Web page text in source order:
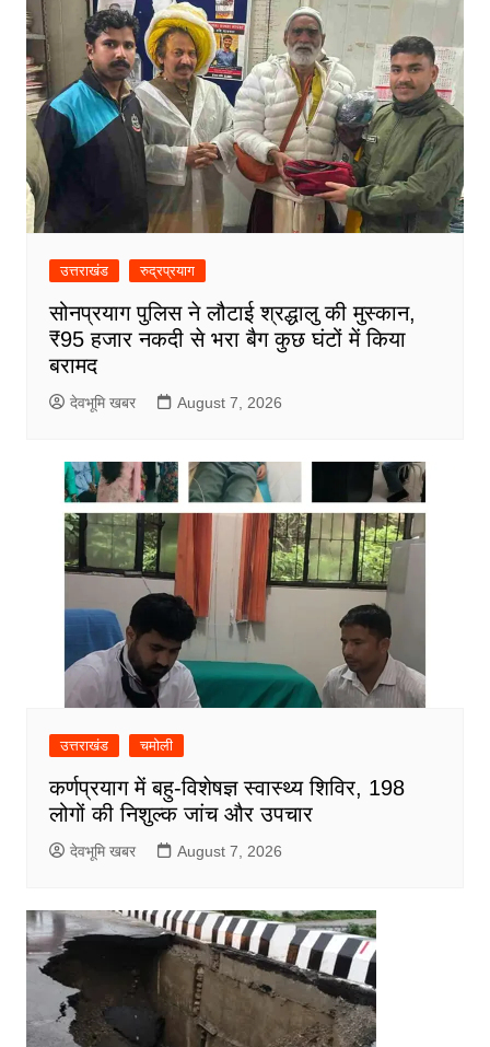
उत्तराखंड रुद्रप्रयाग
सोनप्रयाग पुलिस ने लौटाई श्रद्धालु की मुस्कान,
₹95 हजार नकदी से भरा बैग कुछ घंटों में किया
बरामद
देवभूमि खबर August 7, 2026
उत्तराखंड चमोली
कर्णप्रयाग में बहु-विशेषज्ञ स्वास्थ्य शिविर, 198
लोगों की निशुल्क जांच और उपचार
देवभूमि खबर August 7, 2026